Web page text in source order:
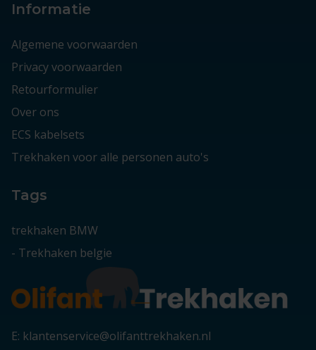
Informatie
Algemene voorwaarden
Privacy voorwaarden
Retourformulier
Over ons
ECS kabelsets
Trekhaken voor alle personen auto's
Tags
trekhaken BMW
- Trekhaken belgie
E: klantenservice@olifanttrekhaken.nl